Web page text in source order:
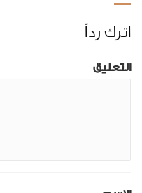
اترك رداً
التعليق